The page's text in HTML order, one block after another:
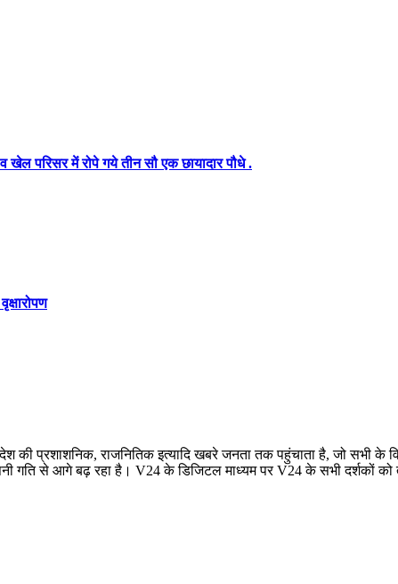
परिसर में रोपे गये तीन सौ एक छायादार पौधे .
की प्रशाशनिक, राजनितिक इत्यादि खबरे जनता तक पहुंचाता है, जो सभी
से आगे बढ़ रहा है। V24 के डिजिटल माध्यम पर V24 के सभी दर्शकों को